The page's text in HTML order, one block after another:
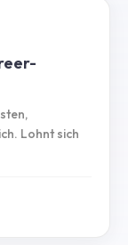
Lohnt sich